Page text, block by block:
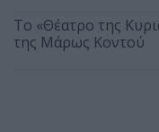
Το «Θέατρο της
της Μάρως Κοντού